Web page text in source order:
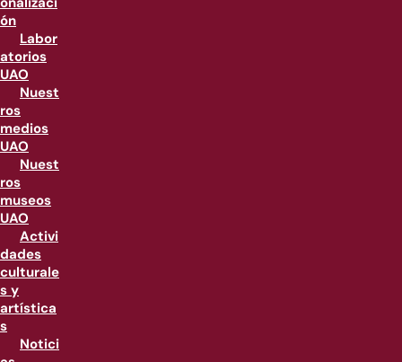
ón
Labor
atorios
UAO
Nuest
ros
medios
UAO
Nuest
ros
museos
UAO
Activi
dades
culturale
s y
artística
s
Notici